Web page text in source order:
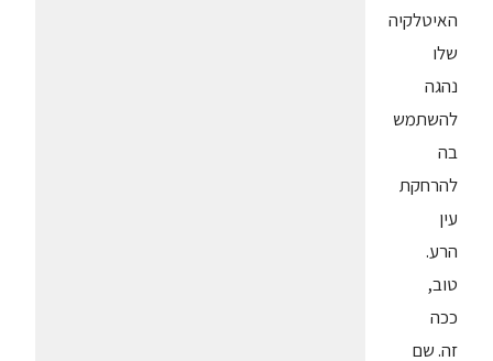
האיטלקיה
שלו
נהגה
להשתמש
בה
להרחקת
עין
הרע.
טוב,
ככה
זה. שם